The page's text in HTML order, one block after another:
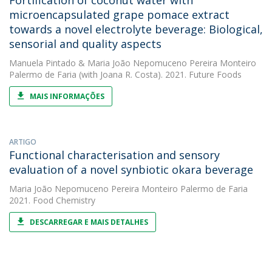
microencapsulated grape pomace extract
towards a novel electrolyte beverage: Biological,
sensorial and quality aspects
Manuela Pintado & Maria João Nepomuceno Pereira Monteiro
Palermo de Faria (with Joana R. Costa). 2021. Future Foods
MAIS INFORMAÇÕES
ARTIGO
Functional characterisation and sensory
evaluation of a novel synbiotic okara beverage
Maria João Nepomuceno Pereira Monteiro Palermo de Faria
2021. Food Chemistry
DESCARREGAR E MAIS DETALHES